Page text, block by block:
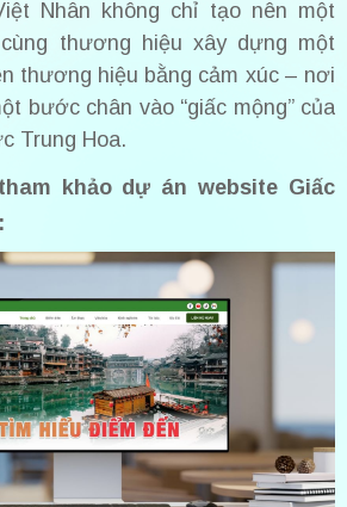
Nhân không chỉ tạo nên một
thương hiệu xây dựng một
thương hiệu bằng cảm xúc – nơi
bước chân vào “giấc mộng” của
Trung Hoa.
khảo dự án website Giấc